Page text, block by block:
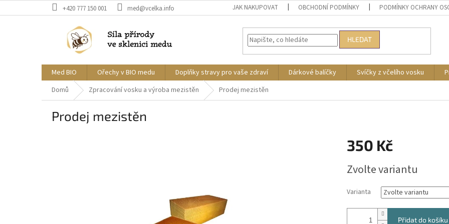
na
+420 777 150 001 med@vcelka.info JAK NAKUPOVAT OBCHODNÍ PODMÍNKY PODMÍNKY OCHRANY
HLEDAT
Med BIO Ořechy v BIO medu Doplňky stravy pro vaše zdraví Dárkové balíčky Svíčky z včelího vosku
Domů
Zpracování vosku a výroba mezistěn Prodej mezistěn
Prodej mezistěn
350 Kč
cena:
Zvolte variantu
Varianta
Přidat do košíku